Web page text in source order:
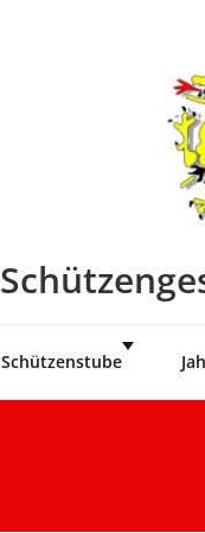
Schützenstube